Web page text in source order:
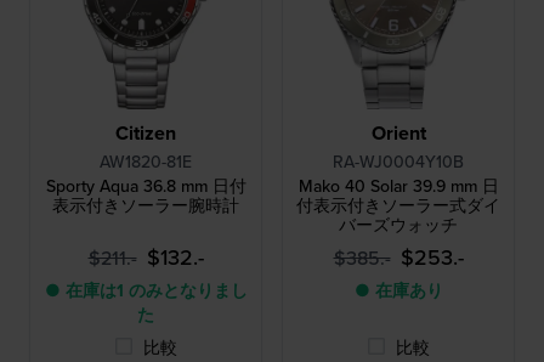
Citizen
AW1820-81E
Sporty Aqua 36.8 mm 日付
表示付きソーラー腕時計
$211.- $132.-
● 在庫は1 のみとなりまし
た
比較
Orient
RA-WJ0004Y10B
Mako 40 Solar 39.9 mm 日
付表示付きソーラー式ダイ
バーズウォッチ
$385.- $253.-
● 在庫あり
比較